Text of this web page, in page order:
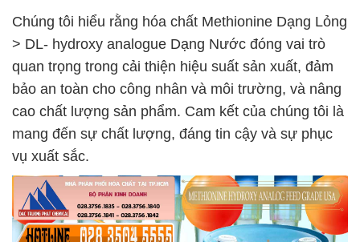
Chúng tôi hiểu rằng hóa chất Methionine Dạng Lỏng
> DL- hydroxy analogue Dạng Nước đóng vai trò
quan trọng trong cải thiện hiệu suất sản xuất, đảm
bảo an toàn cho công nhân và môi trường, và nâng
cao chất lượng sản phẩm. Cam kết của chúng tôi là
mang đến sự chất lượng, đáng tin cậy và sự phục
vụ xuất sắc.